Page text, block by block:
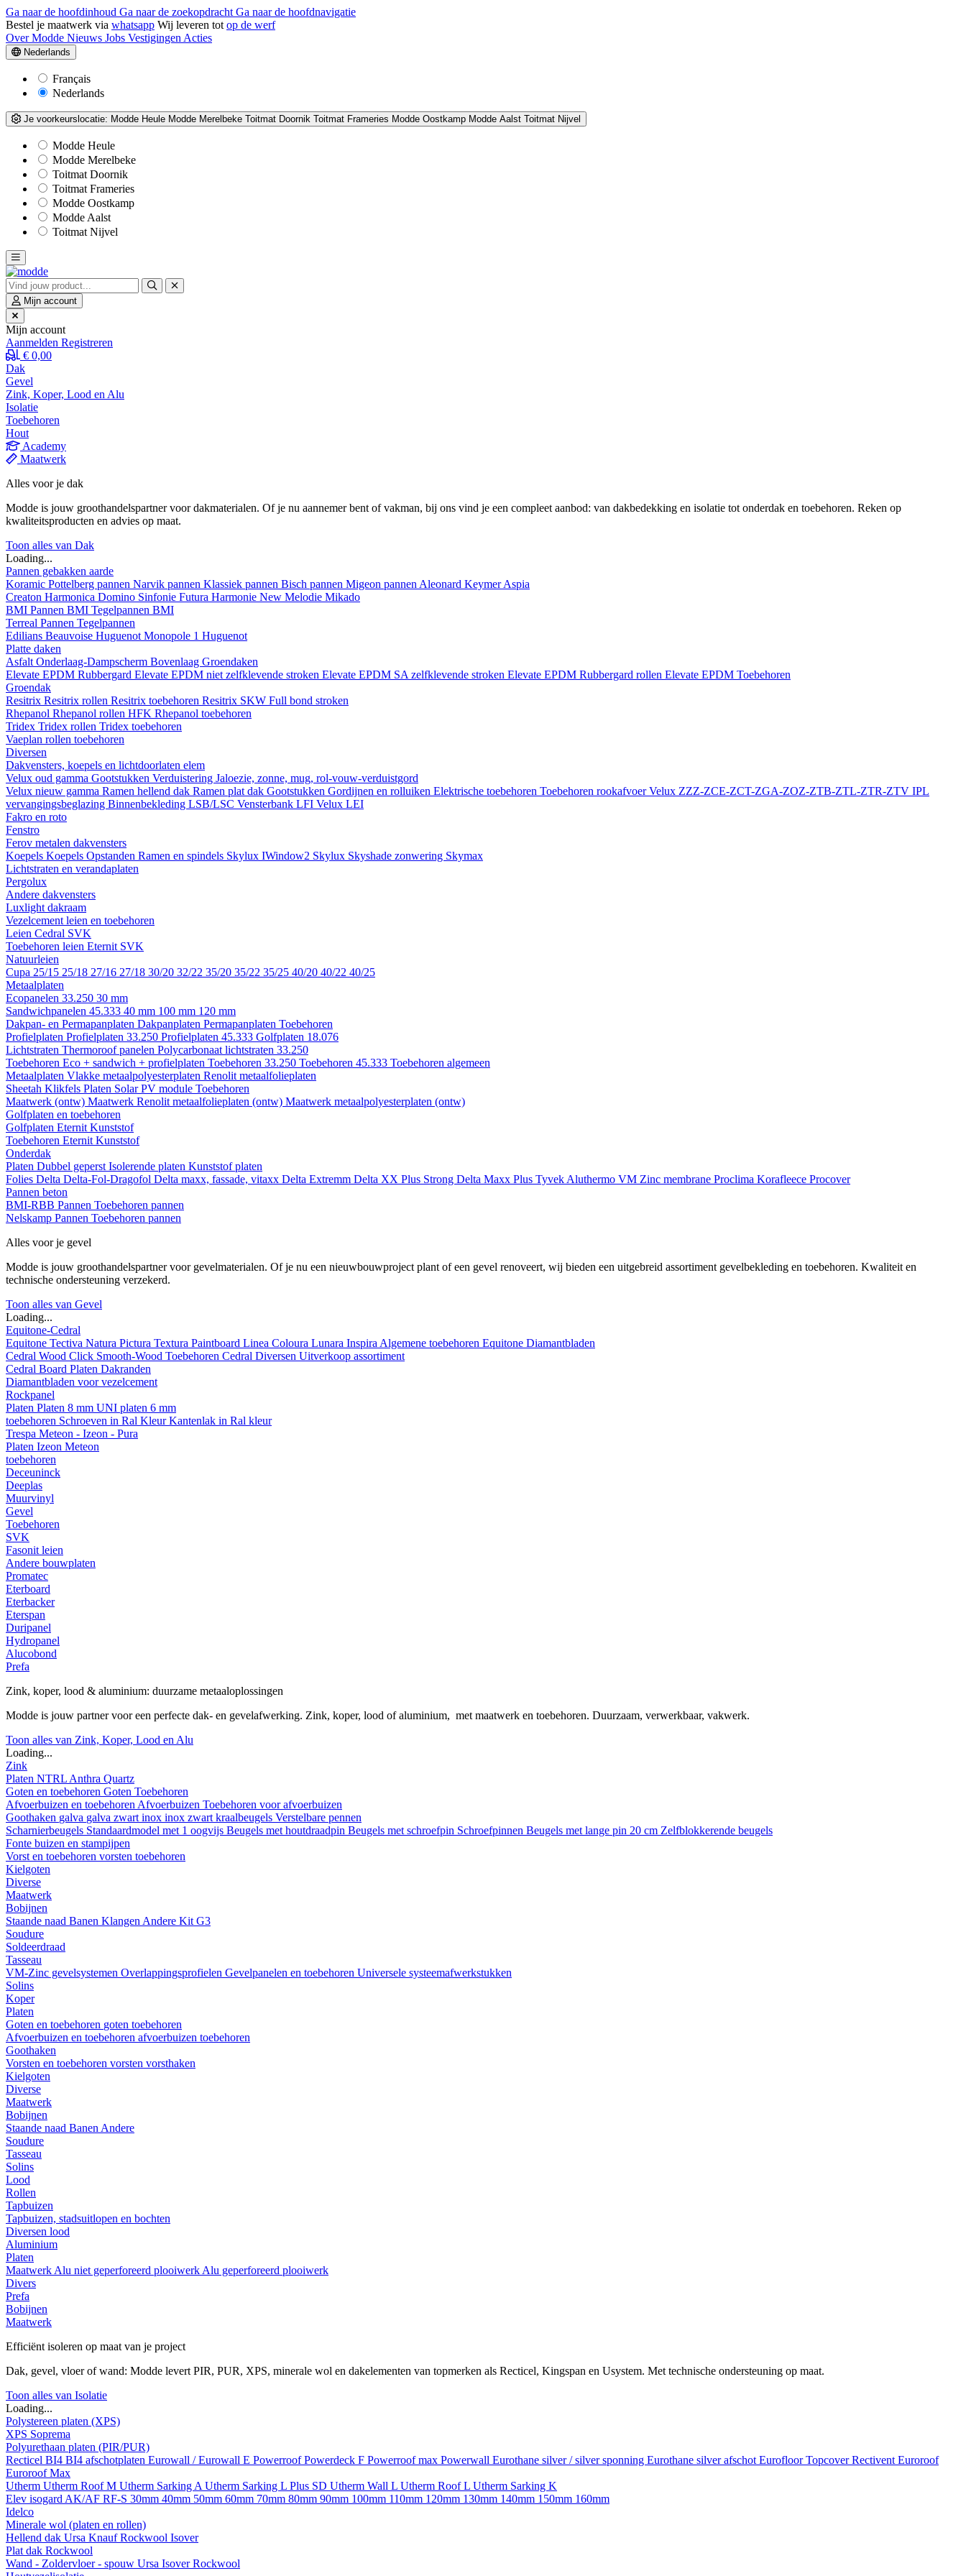
Ga naar de hoofdinhoud Ga naar de zoekopdracht Ga naar de hoofdnavigatie
Bestel je maatwerk via whatsapp Wij leveren tot op de werf
Over Modde Nieuws Jobs Vestigingen Acties
Nederlands
Français
Nederlands
Je voorkeurslocatie: Modde Heule Modde Merelbeke Toitmat Doornik Toitmat Frameries Modde Oostkamp Modde Aalst Toitmat Nijvel
Modde Heule
Modde Merelbeke
Toitmat Doornik
Toitmat Frameries
Modde Oostkamp
Modde Aalst
Toitmat Nijvel
Mijn account
Mijn account
Aanmelden Registreren
€ 0,00
Dak
Gevel
Zink, Koper, Lood en Alu
Isolatie
Toebehoren
Hout
Academy
Maatwerk
Alles voor je dak
Modde is jouw groothandelspartner voor dakmaterialen. Of je nu aannemer bent of vakman, bij ons vind je een compleet aanbod: van dakbedekking en isolatie tot onderdak en toebehoren. Reken op
kwaliteitsproducten en advies op maat.
Toon alles van Dak
Loading...
Pannen gebakken aarde
Koramic Pottelberg pannen Narvik pannen Klassiek pannen Bisch pannen Migeon pannen Aleonard KeymerAspia
Creaton Harmonica Domino Sinfonie Futura Harmonie New Melodie Mikado
BMI Pannen BMI Tegelpannen BMI
Terreal Pannen Tegelpannen
Edilians Beauvoise Huguenot Monopole 1 Huguenot
Platte daken
Asfalt Onderlaag-Dampscherm Bovenlaag Groendaken
Elevate EPDM Rubbergard Elevate EPDM niet zelfklevende stroken Elevate EPDM SA zelfklevende stroken Elevate EPDM Rubbergard rollen Elevate EPDM Toebehoren
Groendak
Resitrix Resitrix rollen Resitrix toebehoren Resitrix SKW Full bond stroken
Rhepanol Rhepanol rollen HFK Rhepanol toebehoren
Tridex Tridex rollen Tridex toebehoren
Vaeplan rollen toebehoren
Diversen
Dakvensters, koepels en lichtdoorlaten elem
Velux oud gamma Gootstukken Verduistering Jaloezie, zonne, mug, rol-vouw-verduistgord
Velux nieuw gamma Ramen hellend dak Ramen plat dak Gootstukken Gordijnen en rolluiken Elektrische toebehoren Toebehoren rookafvoerVelux ZZZ-ZCE-ZCT-ZGA-ZOZ-ZTB-ZTL-ZTR-ZTV IPL
vervangingsbeglazing Binnenbekleding LSB/LSC Vensterbank LFI Velux LEI
Fakro en roto
Fenstro
Ferov metalen dakvensters
Koepels Koepels Opstanden Ramen en spindels Skylux IWindow2 Skylux Skyshade zonwering Skymax
Lichtstraten en verandaplaten
Pergolux
Andere dakvensters
Luxlight dakraam
Vezelcement leien en toebehoren
Leien Cedral SVK
Toebehoren leien Eternit SVK
Natuurleien
Cupa 25/15 25/18 27/16 27/18 30/20 32/22 35/20 35/22 35/25 40/20 40/22 40/25
Metaalplaten
Ecopanelen 33.250 30 mm
Sandwichpanelen 45.333 40 mm 100 mm 120 mm
Dakpan- en Permapanplaten Dakpanplaten Permapanplaten Toebehoren
Profielplaten Profielplaten 33.250 Profielplaten 45.333 Golfplaten 18.076
Lichtstraten Thermoroof panelen Polycarbonaat lichtstraten 33.250
Toebehoren Eco + sandwich + profielplaten Toebehoren 33.250 Toebehoren 45.333 Toebehoren algemeen
Metaalplaten Vlakke metaalpolyesterplaten Renolit metaalfolieplaten
Sheetah Klikfels Platen Solar PV module Toebehoren
Maatwerk (ontw) Maatwerk Renolit metaalfolieplaten (ontw) Maatwerk metaalpolyesterplaten (ontw)
Golfplaten en toebehoren
Golfplaten Eternit Kunststof
Toebehoren Eternit Kunststof
Onderdak
Platen Dubbel geperst Isolerende platen Kunststof platen
Folies Delta Delta-Fol-Dragofol Delta maxx, fassade, vitaxx Delta Extremm Delta XX Plus Strong Delta Maxx Plus Tyvek Aluthermo VM Zinc membrane Proclima Korafleece Procover
Pannen beton
BMI-RBB Pannen Toebehoren pannen
Nelskamp Pannen Toebehoren pannen
Alles voor je gevel
Modde is jouw groothandelspartner voor gevelmaterialen. Of je nu een nieuwbouwproject plant of een gevel renoveert, wij bieden een uitgebreid assortiment gevelbekleding en toebehoren. Kwaliteit en
technische ondersteuning verzekerd.
Toon alles van Gevel
Loading...
Equitone-Cedral
Equitone Tectiva Natura Pictura Textura Paintboard Linea Coloura Lunara Inspira Algemene toebehoren Equitone Diamantbladen
Cedral Wood Click Smooth-Wood Toebehoren Cedral Diversen Uitverkoop assortiment
Cedral Board Platen Dakranden
Diamantbladen voor vezelcement
Rockpanel
Platen Platen 8 mm UNI platen 6 mm
toebehoren Schroeven in Ral KleurKantenlak in Ral kleur
Trespa Meteon - Izeon - Pura
Platen Izeon Meteon
toebehoren
Deceuninck
Deeplas
Muurvinyl
Gevel
Toebehoren
SVK
Fasonit leien
Andere bouwplaten
Promatec
Eterboard
Eterbacker
Eterspan
Duripanel
Hydropanel
Alucobond
Prefa
Zink, koper, lood & aluminium: duurzame metaaloplossingen
Modde is jouw partner voor een perfecte dak- en gevelafwerking. Zink, koper, lood of aluminium, met maatwerk en toebehoren. Duurzaam, verwerkbaar, vakwerk.
Toon alles van Zink, Koper, Lood en Alu
Loading...
Zink
Platen NTRL Anthra Quartz
Goten en toebehoren Goten Toebehoren
Afvoerbuizen en toebehoren Afvoerbuizen Toebehoren voor afvoerbuizen
Goothaken galva galva zwart inox inox zwart kraalbeugels Verstelbare pennen
Scharnierbeugels Standaardmodel met 1 oogvijs Beugels met houtdraadpin Beugels met schroefpin Schroefpinnen Beugels met lange pin 20 cm Zelfblokkerende beugels
Fonte buizen en stampijpen
Vorst en toebehoren vorsten toebehoren
Kielgoten
Diverse
Maatwerk
Bobijnen
Staande naad Banen Klangen Andere Kit G3
Soudure
Soldeerdraad
Tasseau
VM-Zinc gevelsystemen Overlappingsprofielen Gevelpanelen en toebehoren Universele systeemafwerkstukken
Solins
Koper
Platen
Goten en toebehoren goten toebehoren
Afvoerbuizen en toebehoren afvoerbuizen toebehoren
Goothaken
Vorsten en toebehoren vorsten vorsthaken
Kielgoten
Diverse
Maatwerk
Bobijnen
Staande naad Banen Andere
Soudure
Tasseau
Solins
Lood
Rollen
Tapbuizen
Tapbuizen, stadsuitlopen en bochten
Diversen lood
Aluminium
Platen
Maatwerk Alu niet geperforeerd plooiwerk Alu geperforeerd plooiwerk
Divers
Prefa
Bobijnen
Maatwerk
Efficiënt isoleren op maat van je project
Dak, gevel, vloer of wand: Modde levert PIR, PUR, XPS, minerale wol en dakelementen van topmerken als Recticel, Kingspan en Usystem. Met technische ondersteuning op maat.
Toon alles van Isolatie
Loading...
Polystereen platen (XPS)
XPS Soprema
Polyurethaan platen (PIR/PUR)
Recticel BI4 BI4 afschotplaten Eurowall / Eurowall E PowerroofPowerdeck F Powerroof max Powerwall Eurothane silver / silver sponning Eurothane silver afschot EurofloorTopcoverRectivent Euroroof
Euroroof Max
Utherm Utherm Roof M Utherm Sarking A Utherm Sarking L Plus SD Utherm Wall L Utherm Roof L Utherm Sarking K
Elev isogard AK/AF RF-S 30mm 40mm 50mm 60mm 70mm 80mm 90mm 100mm 110mm 120mm 130mm 140mm 150mm 160mm
Idelco
Minerale wol (platen en rollen)
Hellend dak Ursa KnaufRockwool Isover
Plat dak Rockwool
Wand - Zoldervloer - spouw Ursa IsoverRockwool